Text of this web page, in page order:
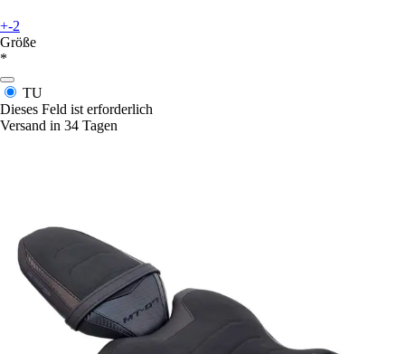
+-2
Größe
*
TU
Dieses Feld ist erforderlich
Versand in 34 Tagen